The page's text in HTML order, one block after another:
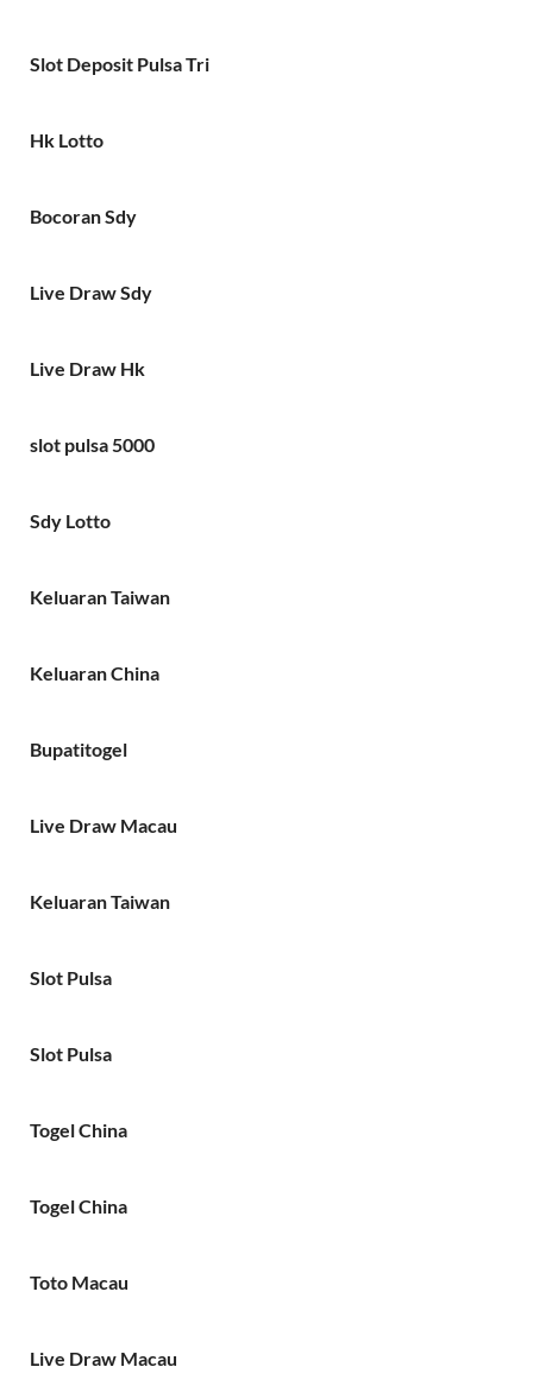
Slot Deposit Pulsa Tri
Hk Lotto
Bocoran Sdy
Live Draw Sdy
Live Draw Hk
slot pulsa 5000
Sdy Lotto
Keluaran Taiwan
Keluaran China
Bupatitogel
Live Draw Macau
Keluaran Taiwan
Slot Pulsa
Slot Pulsa
Togel China
Togel China
Toto Macau
Live Draw Macau